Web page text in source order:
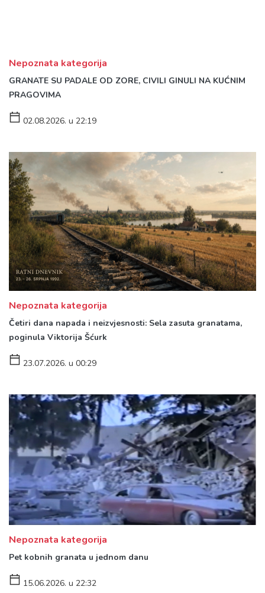
Nepoznata kategorija
GRANATE SU PADALE OD ZORE, CIVILI GINULI NA KUĆNIM
PRAGOVIMA
02.08.2026. u 22:19
Nepoznata kategorija
Četiri dana napada i neizvjesnosti: Sela zasuta granatama,
poginula Viktorija Šćurk
23.07.2026. u 00:29
Nepoznata kategorija
Pet kobnih granata u jednom danu
15.06.2026. u 22:32